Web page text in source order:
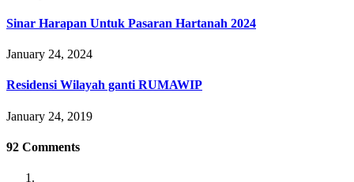
Sinar Harapan Untuk Pasaran Hartanah 2024
January 24, 2024
Residensi Wilayah ganti RUMAWIP
January 24, 2019
92 Comments